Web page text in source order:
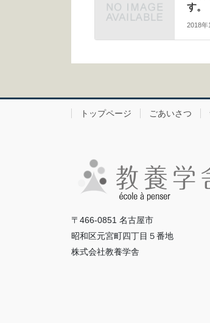
す。
2018年
トップページ ごあいさつ
〒466-0851 名古屋市
昭和区元宮町四丁目５番地
株式会社教養学舎